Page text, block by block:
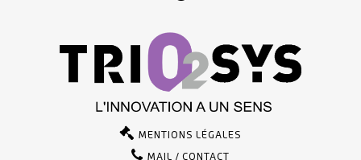
MENTIONS LÉGALES
MAIL / CONTACT